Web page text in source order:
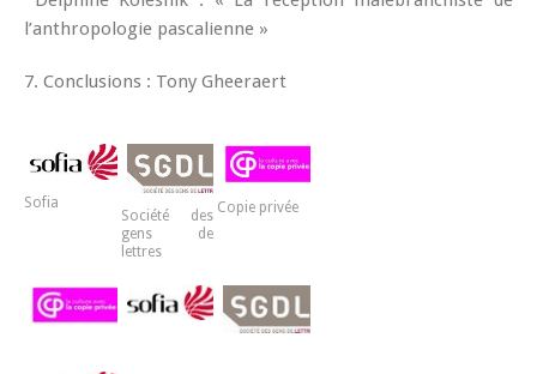
l’anthropologie pascalienne »
7. Conclusions : Tony Gheeraert
Sofia
Société des
gens de
lettres
Copie privée